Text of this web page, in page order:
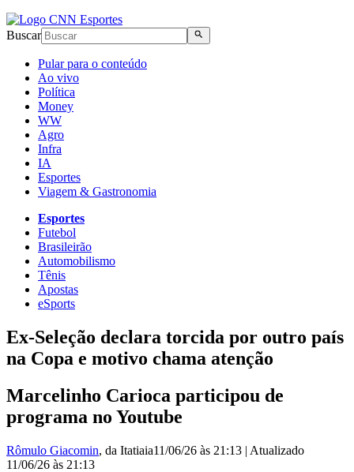
Buscar
Pular para o conteúdo
Ao vivo
Política
Money
WW
Agro
Infra
IA
Esportes
Viagem & Gastronomia
Esportes
Futebol
Brasileirão
Automobilismo
Tênis
Apostas
eSports
Ex-Seleção declara torcida por outro país
na Copa e motivo chama atenção
Marcelinho Carioca participou de
programa no Youtube
Rômulo Giacomin, da Itatiaia11/06/26 às 21:13 | Atualizado
11/06/26 às 21:13